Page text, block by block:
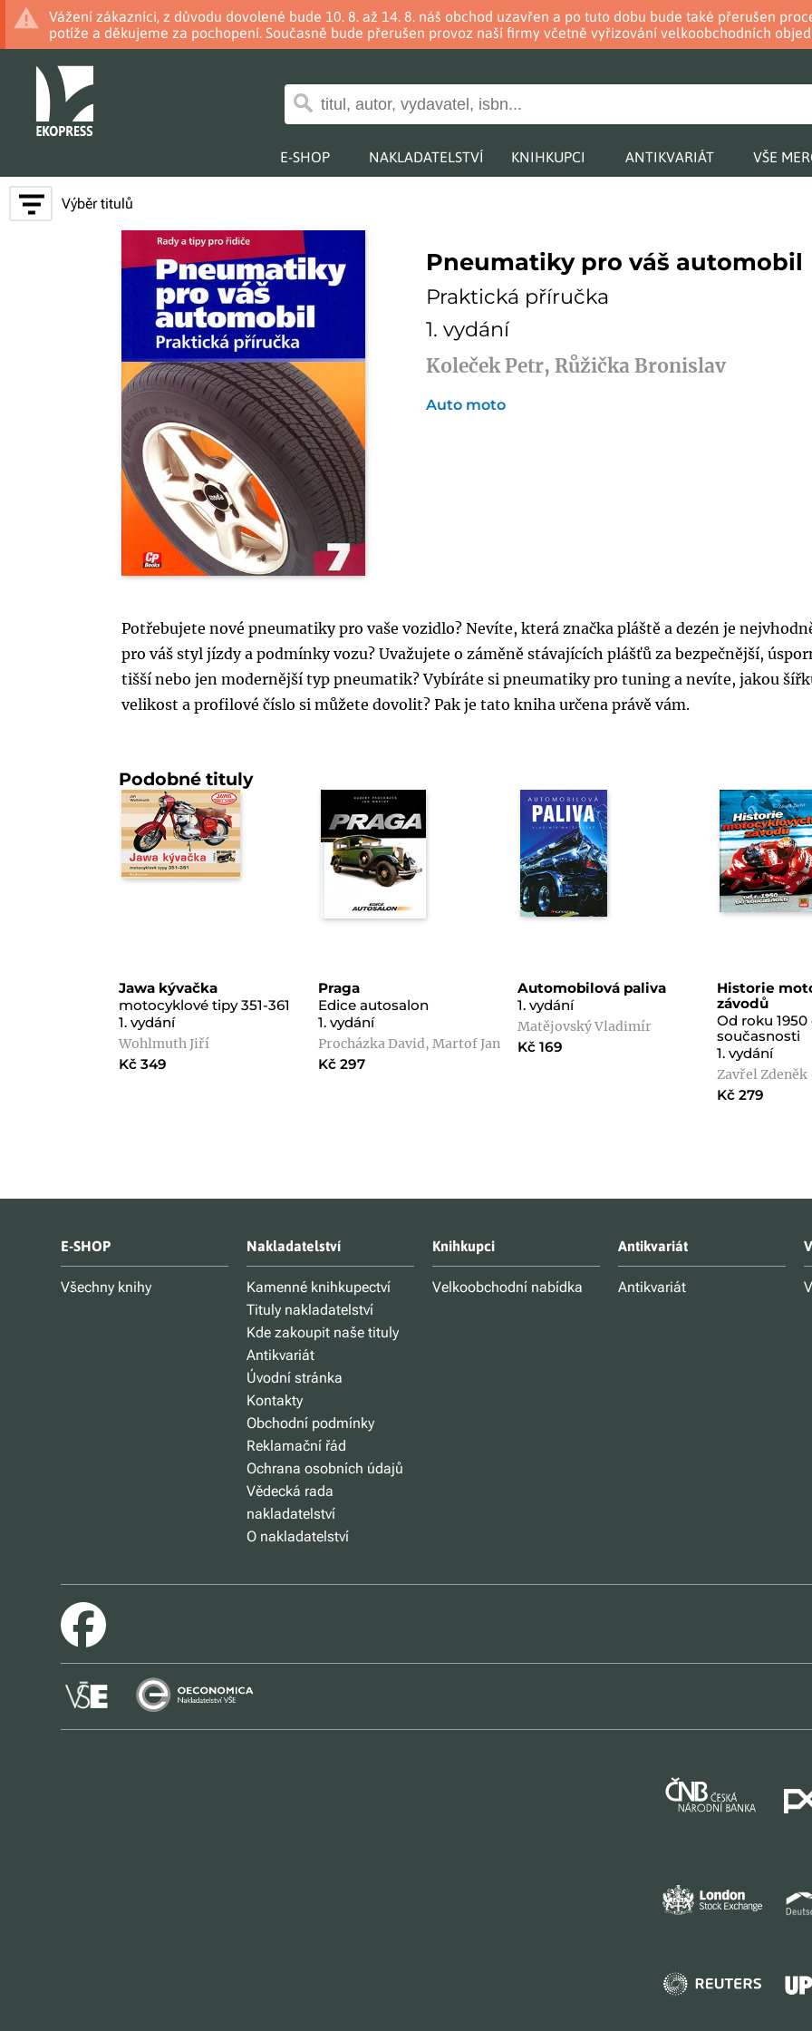
Vážení zákazníci, z důvodu dovolené bude 10. 8. až 14. 8. náš obchod uzavřen a po tuto dobu bude také přerušen
potíže a děkujeme za pochopení. Současně bude přerušen provoz naší firmy včetně vyřizování velkoobchodních
E-SHOP NAKLADATELSTVÍ KNIHKUPCI ANTIKVARIÁT VŠE
Výběr titulů
Pneumatiky pro váš automobil
Praktická příručka
1. vydání
Koleček Petr, Růžička Bronislav
Auto moto
Potřebujete nové pneumatiky pro vaše vozidlo? Nevíte, která značka pláště a dezén je
pro váš styl jízdy a podmínky vozu? Uvažujete o záměně stávajících plášťů za bezpečnější,
tišší nebo jen modernější typ pneumatik? Vybíráte si pneumatiky pro tuning a nevíte, jakou
velikost a profilové číslo si můžete dovolit? Pak je tato kniha určena právě vám.
Podobné tituly
Jawa kývačka
motocyklové tipy 351-361
1. vydání
Wohlmuth Jiří
Kč 349
Praga
Edice autosalon
1. vydání
Procházka David, Martof Jan
Kč 297
Automobilová paliva
1. vydání
Matějovský Vladimír
Kč 169
Historie
závodů
Od roku 1950
současnosti
1. vydání
Zavřel Zdeněk
Kč 279
E-SHOP
Všechny knihy
Nakladatelství
Kamenné knihkupectví
Tituly nakladatelství
Kde zakoupit naše tituly
Antikvariát
Úvodní stránka
Kontakty
Obchodní podmínky
Reklamační řád
Ochrana osobních údajů
Vědecká rada
nakladatelství
O nakladatelství
Knihkupci
Velkoobchodní nabídka
Antikvariát
Antikvariát